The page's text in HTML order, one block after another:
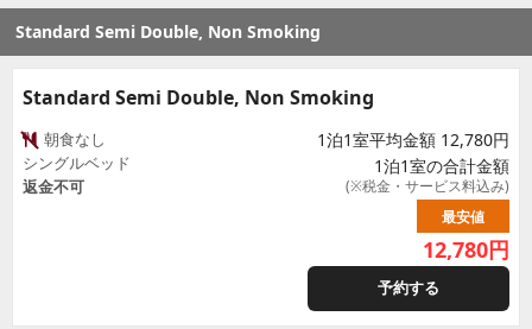
Standard Semi Double, Non Smoking
Standard Semi Double, Non Smoking
朝食なし
シングルベッド
返金不可
1泊1室平均金額 12,780円
1泊1室の合計金額
(※税金・サービス料込み)
最安値
12,780円
予約する